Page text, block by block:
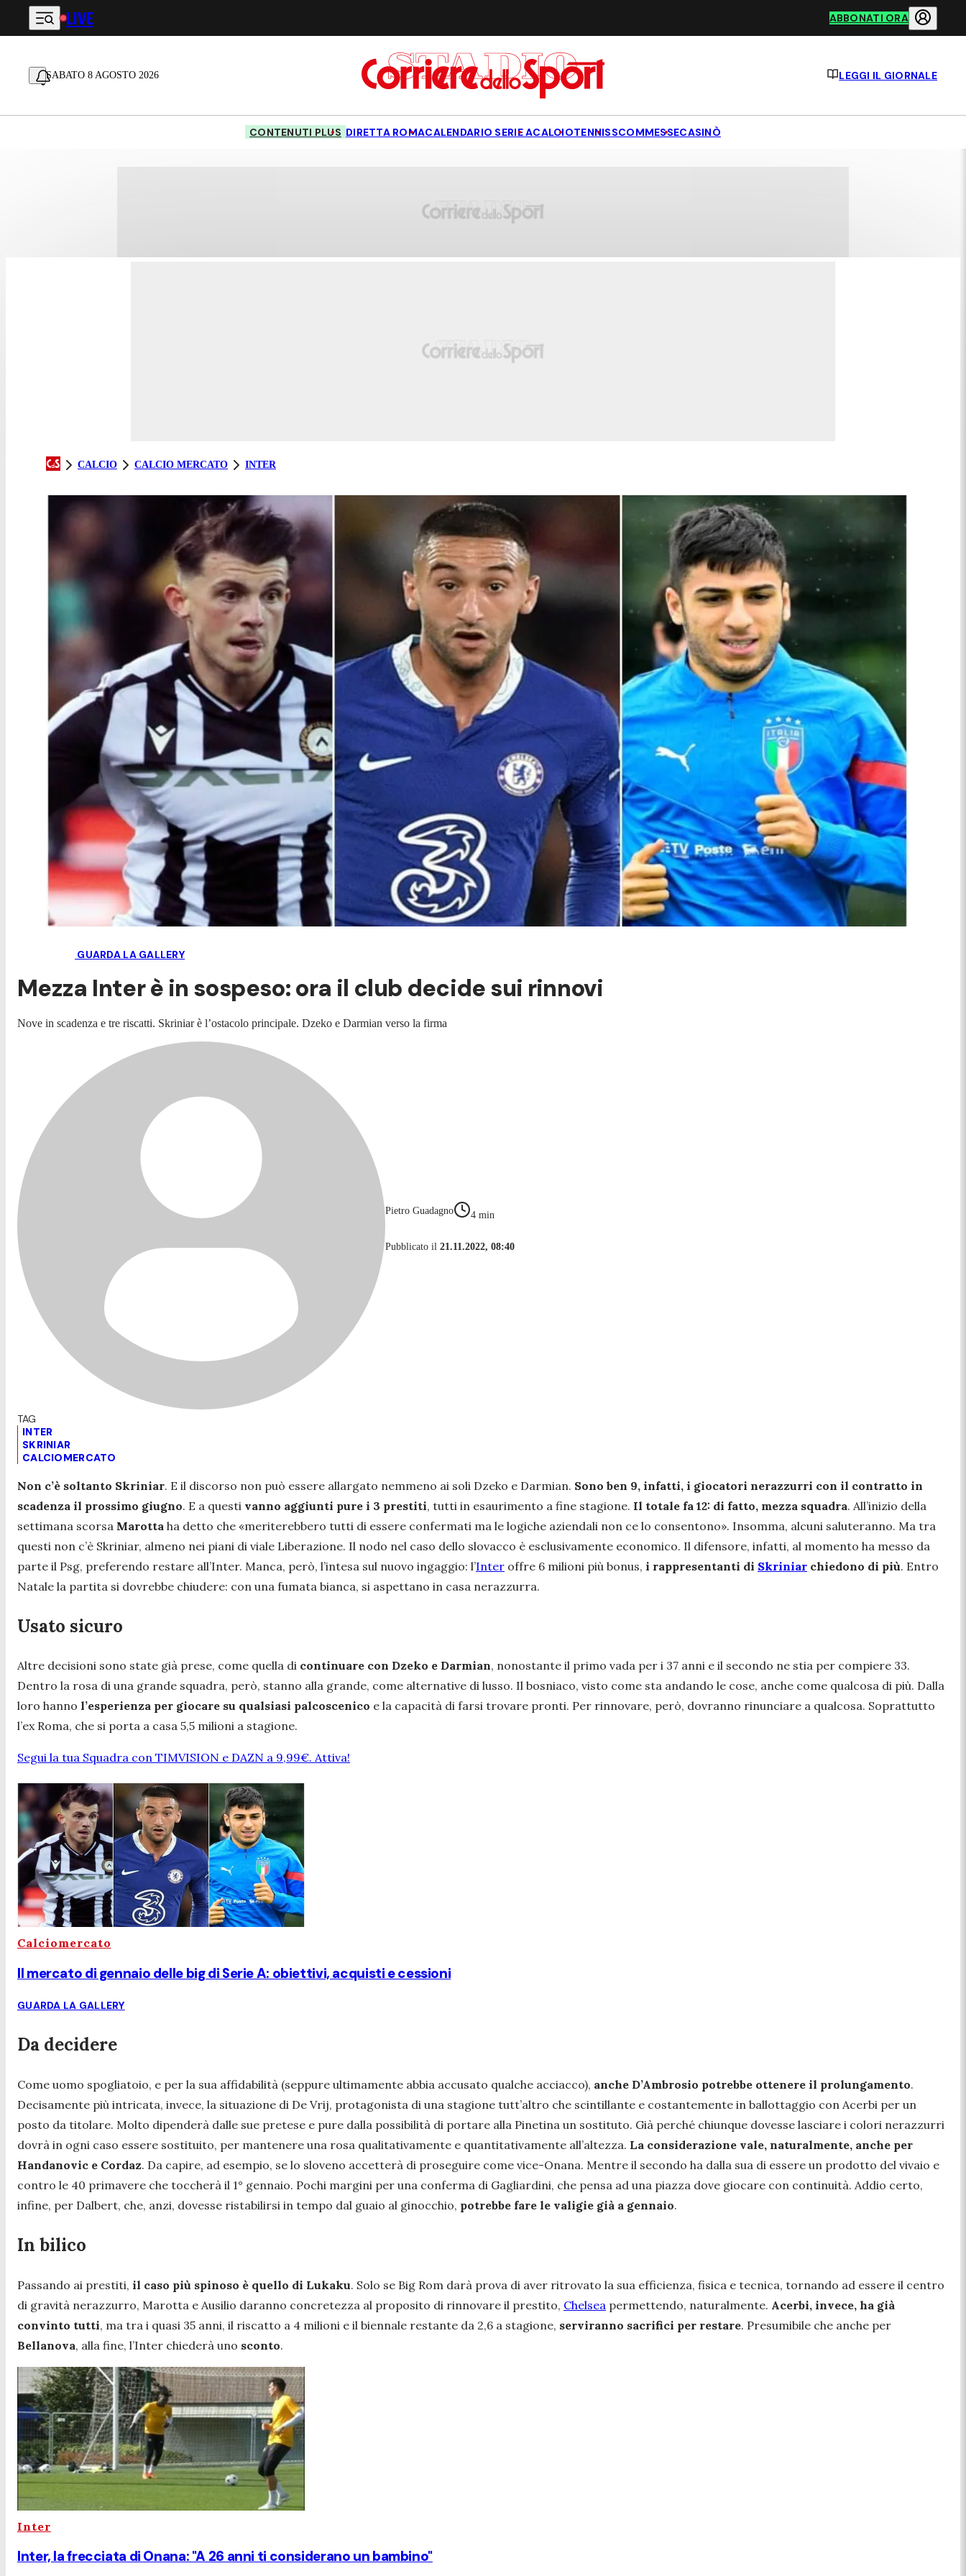
Vai al contenuto principale
LIVE ABBONATI ORA
SABATO 8 AGOSTO 2026 LEGGI IL GIORNALE
CONTENUTI PLUS DIRETTA ROMACALENDARIO SERIE ACALCIOTENNISSCOMMESSECASINÒ
CALCIO CALCIO MERCATO INTER
GUARDA LA GALLERY
Mezza Inter è in sospeso: ora il club decide sui rinnovi
Nove in scadenza e tre riscatti. Skriniar è l’ostacolo principale. Dzeko e Darmian verso la firma
Pietro Guadagno 4 min
Pubblicato il 21.11.2022, 08:40
INTER
SKRINIAR
CALCIOMERCATO
Non c’è soltanto Skriniar. E il discorso non può essere allargato nemmeno ai soli Dzeko e Darmian. Sono ben 9, infatti, i giocatori nerazzurri con il contratto in
scadenza il prossimo giugno. E a questi vanno aggiunti pure i 3 prestiti, tutti in esaurimento a fine stagione. Il totale fa 12: di fatto, mezza squadra. All’inizio della
settimana scorsa Marotta ha detto che «meriterebbero tutti di essere confermati ma le logiche aziendali non ce lo consentono». Insomma, alcuni saluteranno. Ma tra
questi non c’è Skriniar, almeno nei piani di viale Liberazione. Il nodo nel caso dello slovacco è esclusivamente economico. Il difensore, infatti, al momento ha messo da
parte il Psg, preferendo restare all’Inter. Manca, però, l’intesa sul nuovo ingaggio: l’Inter offre 6 milioni più bonus, i rappresentanti di Skriniar chiedono di più. Entro
Natale la partita si dovrebbe chiudere: con una fumata bianca, si aspettano in casa nerazzurra.
Usato sicuro
Altre decisioni sono state già prese, come quella di continuare con Dzeko e Darmian, nonostante il primo vada per i 37 anni e il secondo ne stia per compiere 33.
Dentro la rosa di una grande squadra, però, stanno alla grande, come alternative di lusso. Il bosniaco, visto come sta andando le cose, anche come qualcosa di più. Dalla
loro hanno l’esperienza per giocare su qualsiasi palcoscenico e la capacità di farsi trovare pronti. Per rinnovare, però, dovranno rinunciare a qualcosa. Soprattutto
l’ex Roma, che si porta a casa 5,5 milioni a stagione.
Segui la tua Squadra con TIMVISION e DAZN a 9,99€. Attiva!
Calciomercato
Il mercato di gennaio delle big di Serie A: obiettivi, acquisti e cessioni
GUARDA LA GALLERY
Da decidere
Come uomo spogliatoio, e per la sua affidabilità (seppure ultimamente abbia accusato qualche acciacco), anche D’Ambrosio potrebbe ottenere il prolungamento.
Decisamente più intricata, invece, la situazione di De Vrij, protagonista di una stagione tutt’altro che scintillante e costantemente in ballottaggio con Acerbi per un
posto da titolare. Molto dipenderà dalle sue pretese e pure dalla possibilità di portare alla Pinetina un sostituto. Già perché chiunque dovesse lasciare i colori nerazzurri
dovrà in ogni caso essere sostituito, per mantenere una rosa qualitativamente e quantitativamente all’altezza. La considerazione vale, naturalmente, anche per
Handanovic e Cordaz. Da capire, ad esempio, se lo sloveno accetterà di proseguire come vice-Onana. Mentre il secondo ha dalla sua di essere un prodotto del vivaio e
contro le 40 primavere che toccherà il 1° gennaio. Pochi margini per una conferma di Gagliardini, che pensa ad una piazza dove giocare con continuità. Addio certo,
infine, per Dalbert, che, anzi, dovesse ristabilirsi in tempo dal guaio al ginocchio, potrebbe fare le valigie già a gennaio.
In bilico
Passando ai prestiti, il caso più spinoso è quello di Lukaku. Solo se Big Rom darà prova di aver ritrovato la sua efficienza, fisica e tecnica, tornando ad essere il centro
di gravità nerazzurro, Marotta e Ausilio daranno concretezza al proposito di rinnovare il prestito, Chelsea permettendo, naturalmente. Acerbi, invece, ha già
convinto tutti, ma tra i quasi 35 anni, il riscatto a 4 milioni e il biennale restante da 2,6 a stagione, serviranno sacrifici per restare. Presumibile che anche per
Bellanova, alla fine, l’Inter chiederà uno sconto.
Inter
Inter, la frecciata di Onana: "A 26 anni ti considerano un bambino"